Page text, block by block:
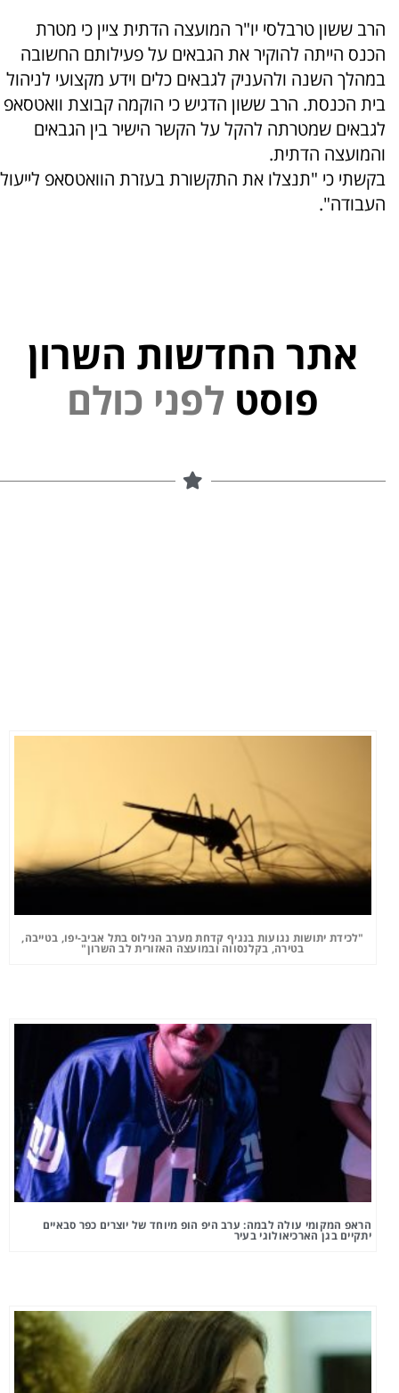
הרב ששון טרבלסי יו"ר המועצה הדתית ציין כי מטרת
הכנס הייתה להוקיר את הגבאים על פעילותם החשובה
במהלך השנה ולהעניק לגבאים כלים וידע מקצועי לניהול
בית הכנסת. הרב ששון הדגיש כי הוקמה קבוצת וואטסאפ
לגבאים שמטרתה להקל על הקשר הישיר בין הגבאים
והמועצה הדתית.
בקשתי כי "תנצלו את התקשורת בעזרת הוואטסאפ לייעול
העבודה".
אתר החדשות השרון
פוסט
"לכידת יתושות נגועות בנגיף קדחת מערב הנילוס בתל אביב-יפו, בטייבה,
בטירה, בקלנסווה ובמועצה האזורית לב השרון"
הראפ המקומי עולה לבמה: ערב היפ הופ מיוחד של יוצרים כפר סבאיים
יתקיים בגן הארכיאולוגי בעיר